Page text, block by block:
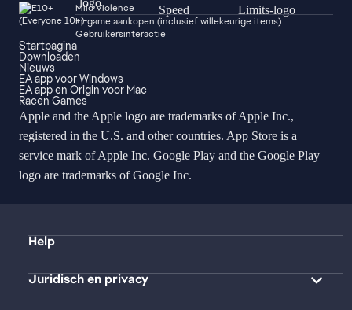
Mild Violence
In-game aankopen (inclusief willekeurige items)
Gebruikersinteractie
Startpagina
Downloaden
Nieuws
EA app voor Windows
EA app en Origin voor Mac
Racen Games
Apple and the Apple logo are trademarks of Apple Inc.,
registered in the U.S. and other countries. App Store is a
service mark of Apple Inc. Google Play and the Google Play
logo are trademarks of Google Inc.
Help
Juridisch en privacy